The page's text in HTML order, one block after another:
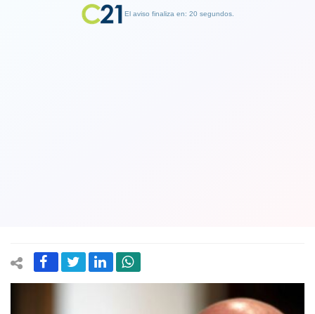
El aviso finaliza en: 19 segundos.